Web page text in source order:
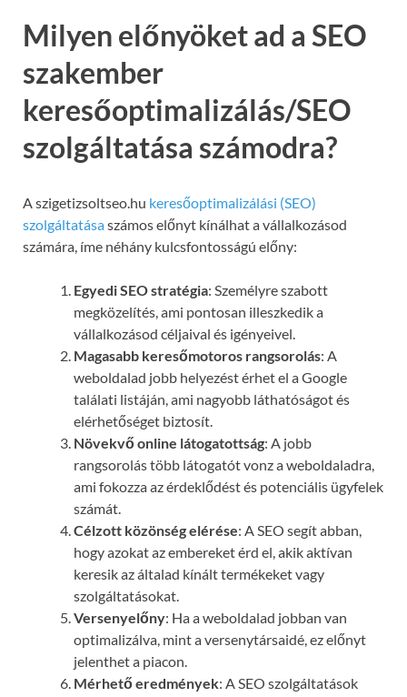
Milyen előnyöket ad a SEO
szakember
keresőoptimalizálás/SEO
szolgáltatása számodra?
A szigetizsoltseo.hu keresőoptimalizálási (SEO)
szolgáltatásaszámos előnyt kínálhat a vállalkozásod
számára, íme néhány kulcsfontosságú előny:
Egyedi SEO stratégia: Személyre szabott
megközelítés, ami pontosan illeszkedik a
vállalkozásod céljaival és igényeivel.
Magasabb keresőmotoros rangsorolás: A
weboldalad jobb helyezést érhet el a Google
találati listáján, ami nagyobb láthatóságot és
elérhetőséget biztosít.
Növekvő online látogatottság: A jobb
rangsorolás több látogatót vonz a weboldaladra,
ami fokozza az érdeklődést és potenciális ügyfelek
számát.
Célzott közönség elérése: A SEO segít abban,
hogy azokat az embereket érd el, akik aktívan
keresik az általad kínált termékeket vagy
szolgáltatásokat.
Versenyelőny: Ha a weboldalad jobban van
optimalizálva, mint a versenytársaidé, ez előnyt
jelenthet a piacon.
Mérhető eredmények: A SEO szolgáltatások